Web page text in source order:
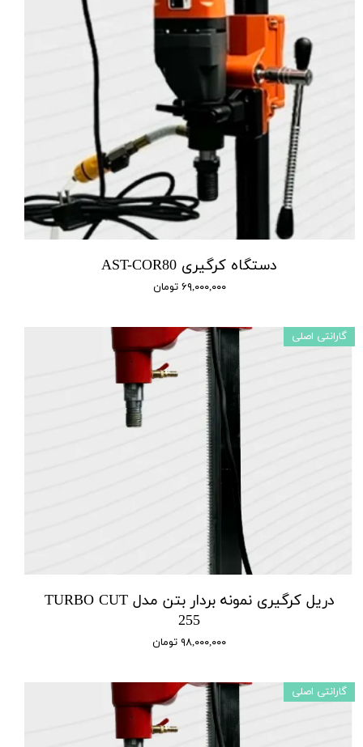
دستگاه کرگیری AST-COR80
۶۹,۰۰۰,۰۰۰ تومان
دریل کرگیری نمونه بردار بتن مدل TURBO CUT
255
۹۸,۰۰۰,۰۰۰ تومان
گارانتی اصلی
گارانتی اصلی